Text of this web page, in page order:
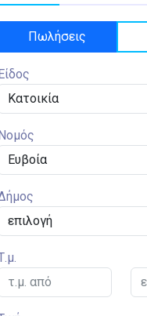
Πωλήσεις